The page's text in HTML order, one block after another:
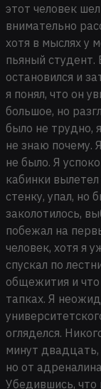
этот человек
внимательно
хотя в мыслях у
пьяный студент.
остановился и
я понял, что он
большое, но
было не трудно,
не знаю почему.
не было. Я
кабинки
стенку, упал, но
заколотилось,
побежал на
человек, хотя я
спускал по
общежития и
тапках. Я
огляделся.
минут двадцать,
но от
Убедившись, что